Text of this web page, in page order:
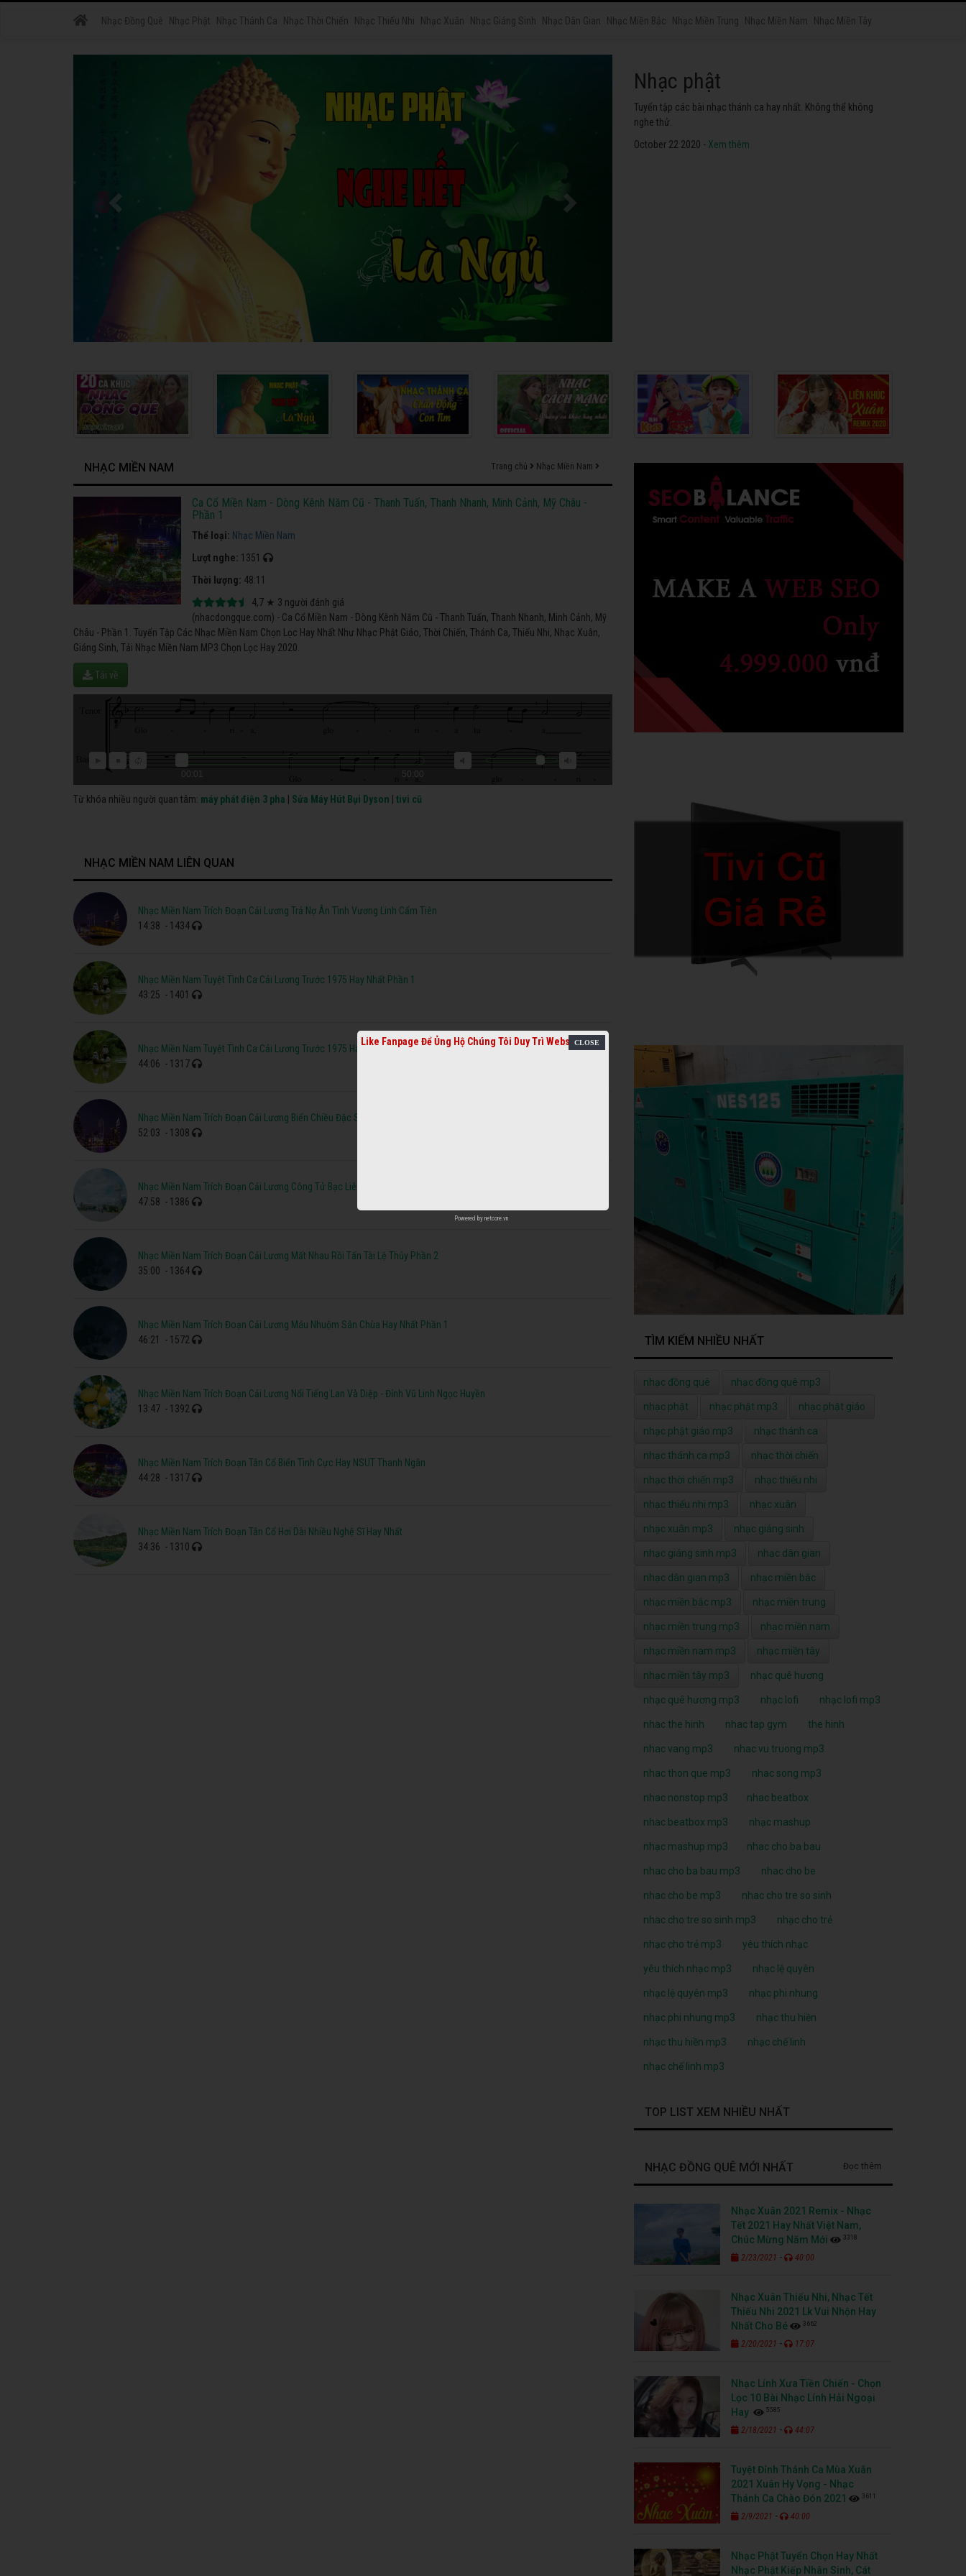
Nhạc Đồng Quê Nhạc Phật Nhạc Thánh Ca Nhạc Thời Chiến Nhạc Thiếu Nhi Nhạc Xuân Nhạc Giáng Sinh Nhạc Dân Gian Nhạc Miền Bắc Nhạc Miền Trung Nhạc Miền Nam Nhạc Miền Tây
Nhạc phật
Tuyển tập các bài nhạc thánh ca hay nhất. Không thể không
nghe thử.
October 22 2020 - Xem thêm
NHẠC MIỀN NAM Trang chủ Nhạc Miền Nam
Ca Cổ Miền Nam - Dòng Kênh Năm Cũ - Thanh Tuấn, Thanh Nhanh, Minh Cảnh, Mỹ Châu -
Phần 1
Thể loại: Nhạc Miền Nam
Lượt nghe: 1351
Thời lượng: 48:11
4,7 ★ 3 người đánh giá
(nhacdongque.com) - Ca Cổ Miền Nam - Dòng Kênh Năm Cũ - Thanh Tuấn, Thanh Nhanh, Minh Cảnh, Mỹ
Châu - Phần 1. Tuyển Tập Các Nhạc Miền Nam Chọn Lọc Hay Nhất Như Nhạc Phật Giáo, Thời Chiến, Thánh Ca, Thiếu Nhi, Nhạc Xuân,
Giáng Sinh, Tải Nhạc Miền Nam MP3 Chọn Lọc Hay 2020.
Tải về
00:01 50:00
Từ khóa nhiều người quan tâm: máy phát điện 3 pha Sửa Máy Hút Bụi Dyson tivi cũ
NHẠC MIỀN NAM LIÊN QUAN
Nhạc Miền Nam Trích Đoạn Cải Lương Trả Nợ Ân Tình Vương Linh Cẩm Tiên
14:38 - 1434
Nhạc Miền Nam Tuyệt Tình Ca Cải Lương Trước 1975 Hay Nhất Phần 1
43:25 - 1401
Nhạc Miền Nam Tuyệt Tình Ca Cải Lương Trước 1975 Hay Nhất Phần 2
44:06 - 1317
Nhạc Miền Nam Trích Đoạn Cải Lương Biển Chiều Đặc Sắc Nhất
52:03 - 1308
Nhạc Miền Nam Trích Đoạn Cải Lương Công Tử Bạc Liêu Hay Nhất
47:58 - 1386
Nhạc Miền Nam Trích Đoạn Cải Lương Mất Nhau Rồi Tấn Tài Lệ Thủy Phần 2
35:00 - 1364
Nhạc Miền Nam Trích Đoạn Cải Lương Máu Nhuộm Sân Chùa Hay Nhất Phần 1
46:21
- 1572
Nhạc Miền Nam Trích Đoạn Cải Lương Nổi Tiếng Lan Và Diệp - Đỉnh Vũ Linh Ngọc Huyền
13:47 - 1392
Nhạc Miền Nam Trích Đoạn Tân Cổ Biển Tình Cực Hay NSUT Thanh Ngân
44:28 - 1317
Nhạc Miền Nam Trích Đoạn Tân Cổ Hơi Dài Nhiều Nghệ Sĩ Hay Nhất
34:36 - 1310
TÌM KIẾM NHIỀU NHẤT
nhạc đồng quê nhạc đồng quê mp3
nhạc phật nhạc phật mp3 nhạc phật giáo
nhạc phật giáo mp3 nhạc thánh ca
nhạc thánh ca mp3 nhạc thời chiến
nhạc thời chiến mp3 nhạc thiếu nhi
nhạc thiếu nhi mp3 nhạc xuân
nhạc xuân mp3 nhạc giáng sinh
nhạc giáng sinh mp3 nhạc dân gian
nhạc dân gian mp3 nhạc miền bắc
nhạc miền bắc mp3 nhạc miền trung
nhạc miền trung mp3 nhạc miền nam
nhạc miền nam mp3 nhạc miền tây
nhạc miền tây mp3 nhạc quê hương
nhạc quê hương mp3 nhạc lofi nhạc lofi mp3
nhac the hinh nhac tap gym the hinh
nhac vang mp3 nhac vu truong mp3
nhac thon que mp3 nhac song mp3
nhac nonstop mp3 nhac beatbox
nhac beatbox mp3 nhạc mashup
nhạc mashup mp3 nhac cho ba bau
nhac cho ba bau mp3 nhac cho be
nhac cho be mp3 nhac cho tre so sinh
nhac cho tre so sinh mp3 nhạc cho trẻ
nhạc cho trẻ mp3 yêu thích nhạc
yêu thích nhạc mp3 nhạc lệ quyên
nhạc lệ quyên mp3 nhạc phi nhung
nhạc phi nhung mp3 nhạc thu hiền
nhạc thu hiền mp3 nhạc chế linh
nhạc chế linh mp3
TOP LIST XEM NHIỀU NHẤT
NHẠC ĐỒNG QUÊ MỚI NHẤT Đọc thêm
Nhạc Xuân 2021 Remix - Nhạc
Tết 2021 Hay Nhất Việt Nam,
Chúc Mừng Năm Mới
3318
2/23/2021 - 40:00
Nhạc Xuân Thiếu Nhi, Nhạc Tết
Thiếu Nhi 2021 Lk Vui Nhộn Hay
Nhất Cho Bé
3662
2/20/2021 - 17:07
Nhạc Lính Xưa Tiền Chiến - Chọn
Lọc 10 Bài Nhạc Lính Hải Ngoại
Hay
5585
2/18/2021 - 44:07
Tuyệt Đỉnh Thánh Ca Mùa Xuân
2021 Xuân Hy Vọng - Nhạc
Thánh Ca Chào Đón 2021
3611
2/9/2021 - 40:00
Nhạc Phật Tuyển Chọn Hay Nhất
Nhạc Phật Kiếp Nhân Sinh, Cát
Like Fanpage Để Ủng Hộ Chúng Tôi Duy Trì Website
Powered by netcore.vn